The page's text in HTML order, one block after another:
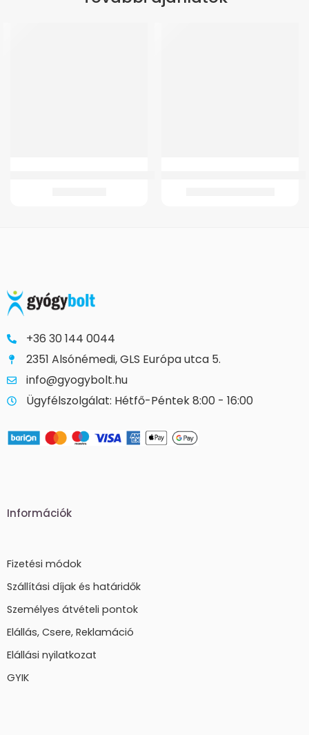
+36 30 144 0044
2351 Alsónémedi, GLS Európa utca 5.
info@gyogybolt.hu
Ügyfélszolgálat: Hétfő-Péntek 8:00 - 16:00
Információk
Fizetési módok
Szállítási díjak és határidők
Személyes átvételi pontok
Elállás, Csere, Reklamáció
Elállási nyilatkozat
GYIK